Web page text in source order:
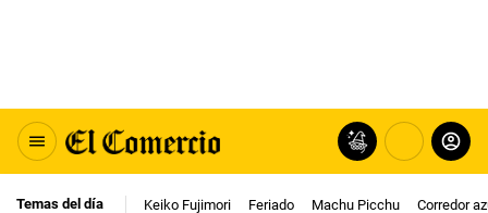
Temas del día Keiko Fujimori Feriado Machu Picchu Corredor